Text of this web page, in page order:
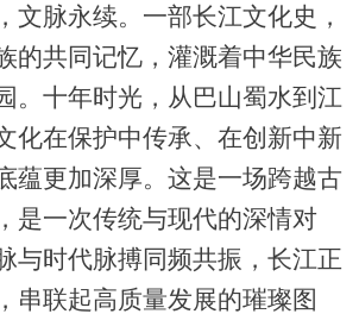
脉永续。一部长江文化史，
的共同记忆，灌溉着中华民族
。十年时光，从巴山蜀水到江
化在保护中传承、在创新中新
蕴更加深厚。这是一场跨越古
是一次传统与现代的深情对
与时代脉搏同频共振，长江正
串联起高质量发展的璀璨图